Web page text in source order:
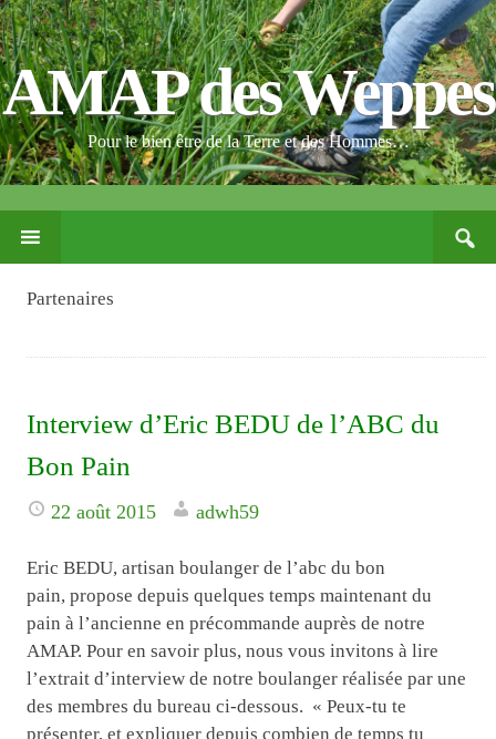
AMAP des Weppes
Pour le bien être de la Terre et des Hommes…
PASSER
CE
CONTENU
Partenaires
Interview d’Eric BEDU de l’ABC du
Bon Pain
22 août 2015 adwh59
Eric BEDU, artisan boulanger de l’abc du bon
pain, propose depuis quelques temps maintenant du
pain à l’ancienne en précommande auprès de notre
AMAP. Pour en savoir plus, nous vous invitons à lire
l’extrait d’interview de notre boulanger réalisée par une
des membres du bureau ci-dessous. « Peux-­tu te
présenter, et expliquer depuis combien de temps tu